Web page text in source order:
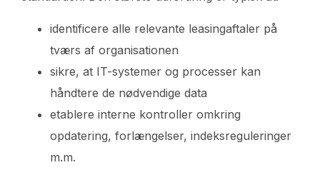
identificere alle relevante leasingaftaler på
tværs af organisationen
sikre, at IT-systemer og processer kan
håndtere de nødvendige data
etablere interne kontroller omkring
opdatering, forlængelser, indeksreguleringer
m.m.